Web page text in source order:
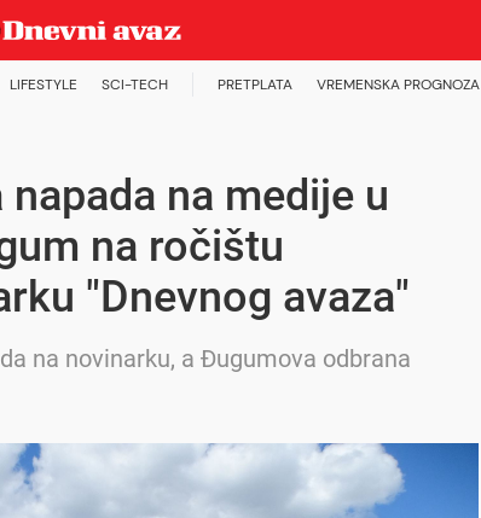
LIFESTYLE SCI-TECH PRETPLATA VREMENSKA PROGNOZA
na medije u
na ročištu
"Dnevnog avaza"
na novinarku, a Đugumova odbrana